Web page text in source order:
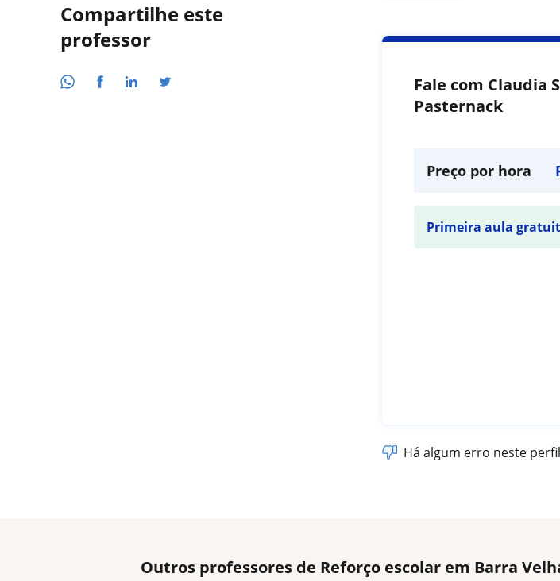
Compartilhe este
professor
Fale com Claudia
Pasternack
Preço por hora
Primeira aula
Há algum erro neste
Outros professores de Reforço escolar em Barra